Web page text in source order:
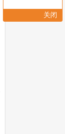
关闭